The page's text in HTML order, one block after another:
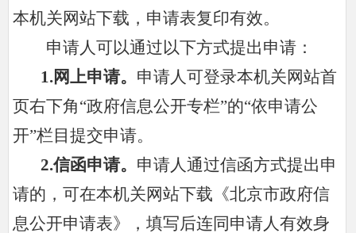
本机关网站下载，申请表复印有效。
申请人可以通过以下方式提出申请：
1.网上申请。 申请人可登录本机关网站首
页右下角“政府信息公开专栏”的“依申请公
开”栏目提交申请。
2.信函申请。 申请人通过信函方式提出申
请的，可在本机关网站下载《北京市政府信
息公开申请表》，填写后连同申请人有效身